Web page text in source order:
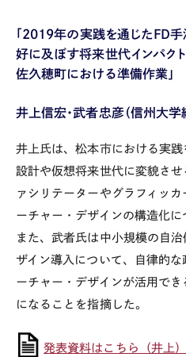
「2019年の実践を通じた FD手
好に及ぼす将来世代インパク
佐久穂町における準備作業」
井上信宏・武者忠彦（信州大学
井上氏は、松本市における実
設計や仮想将来世代に変貌さ
ァシリテーターやグラフィッ
ーチャー・デザインの構造化に
また、武者氏は中小規模の自
ザイン導入について、自律的
ーチャー・デザインが活用で
になることを指摘した。
発表資料はこちら（井上）